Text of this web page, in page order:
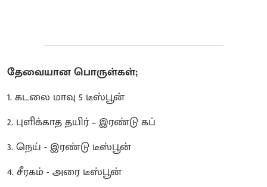
தேவையான பொருள்கள்;
1. கடலை மாவு 5 டீஸ்பூன்
2. புளிக்காத தயிர் – இரண்டு கப்
3. நெய் - இரண்டு டீஸ்பூன்
4. சீரகம் - அரை டீஸ்பூன்